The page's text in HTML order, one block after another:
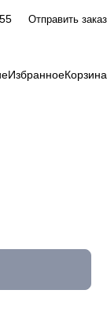
Отправить заказ
ИзбранноеКорзина